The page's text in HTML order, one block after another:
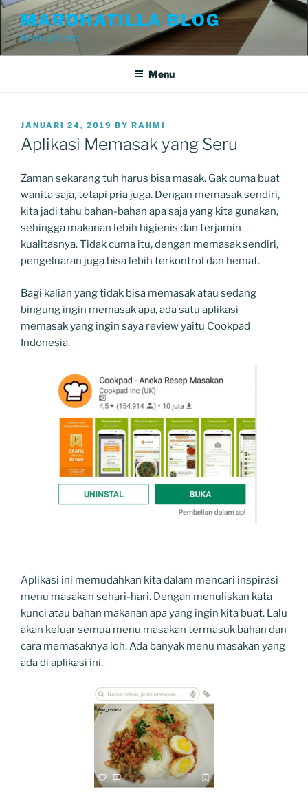
Skip
to
content
MARDHATILLA BLOG
Berbagi Cerita..
Menu
POSTED
ON
JANUARI 24, 2019 BY RAHMI
Aplikasi Memasak yang Seru
Zaman sekarang tuh harus bisa masak. Gak cuma buat
wanita saja, tetapi pria juga. Dengan memasak sendiri,
kita jadi tahu bahan-bahan apa saja yang kita gunakan,
sehingga makanan lebih higienis dan terjamin
kualitasnya. Tidak cuma itu, dengan memasak sendiri,
pengeluaran juga bisa lebih terkontrol dan hemat.
Bagi kalian yang tidak bisa memasak atau sedang
bingung ingin memasak apa, ada satu aplikasi
memasak yang ingin saya review yaitu Cookpad
Indonesia.
Aplikasi ini memudahkan kita dalam mencari inspirasi
menu masakan sehari-hari. Dengan menuliskan kata
kunci atau bahan makanan apa yang ingin kita buat. Lalu
akan keluar semua menu masakan termasuk bahan dan
cara memasaknya loh. Ada banyak menu masakan yang
ada di aplikasi ini.